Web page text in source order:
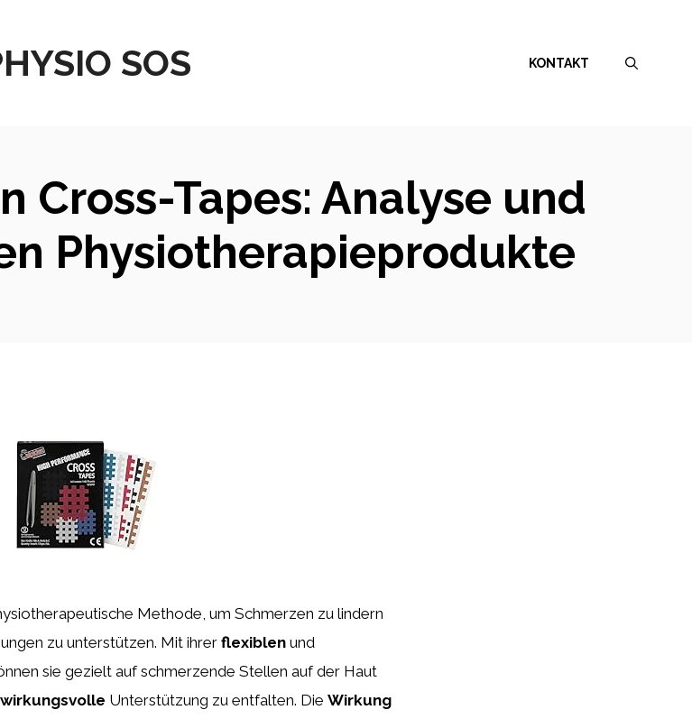
SOS KONTAKT
Cross-Tapes: Analyse und
Physiotherapieprodukte
Methode, um Schmerzen zu lindern
zu unterstützen. Mit ihrer flexiblen und
sie gezielt auf schmerzende Stellen auf der Haut
wirkungsvolle Unterstützung zu entfalten. Die Wirkung